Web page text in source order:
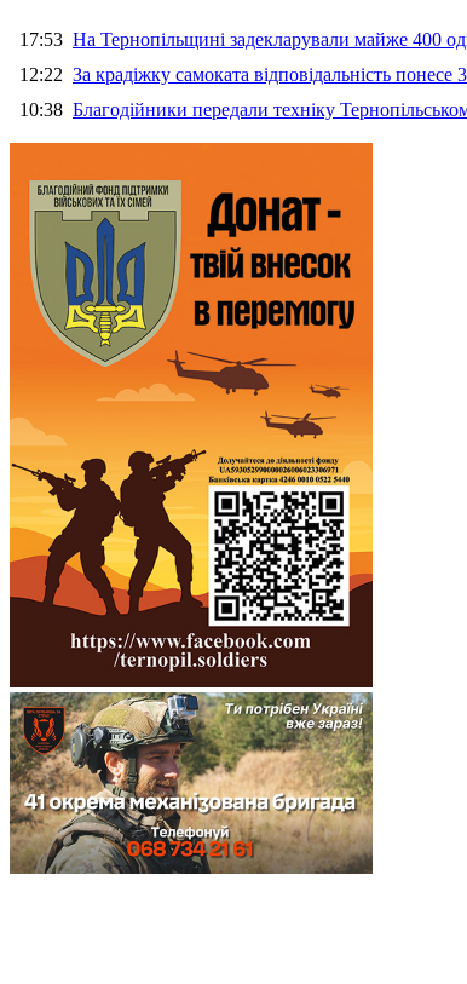
17:53 На Тернопільщині задекларували майже 400
12:22 За крадіжку самоката відповідальність
10:38 Благодійники передали техніку